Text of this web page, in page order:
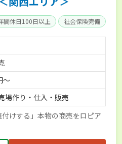
間休日100日以上 社会保険完備
～
場作り・仕入・販売
付けする」本物の商売をロピア